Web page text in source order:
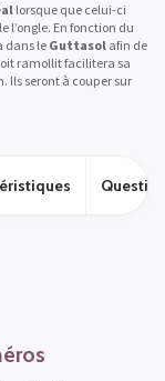
lorsque que celui-ci
l’ongle. En fonction du
dans le Guttasol afin de
ramollit facilitera sa
Ils seront à couper sur